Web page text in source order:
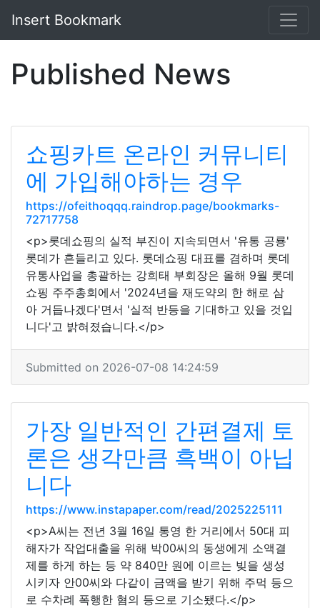
Insert Bookmark
Published News
쇼핑카트 온라인 커뮤니티
에 가입해야하는 경우
https://ofeithoqqq.raindrop.page/bookmarks-
72717758
<p>롯데쇼핑의 실적 부진이 지속되면서 '유통 공룡'
롯데가 흔들리고 있다. 롯데쇼핑 대표를 겸하며 롯데
유통사업을 총괄하는 강희태 부회장은 올해 9월 롯데
쇼핑 주주총회에서 '2024년을 재도약의 한 해로 삼
아 거듭나겠다'면서 '실적 반등을 기대하고 있을 것입
니다'고 밝혀졌습니다.</p>
Submitted on 2026-07-08 14:24:59
가장 일반적인 간편결제 토
론은 생각만큼 흑백이 아닙
니다
https://www.instapaper.com/read/2025225111
<p>A씨는 전년 3월 16일 통영 한 거리에서 50대 피
해자가 작업대출을 위해 박00씨의 동생에게 소액결
제를 하게 하는 등 약 840만 원에 이르는 빚을 생성
시키자 안00씨와 다같이 금액을 받기 위해 주먹 등으
로 수차례 폭행한 혐의 등으로 기소됐다.</p>